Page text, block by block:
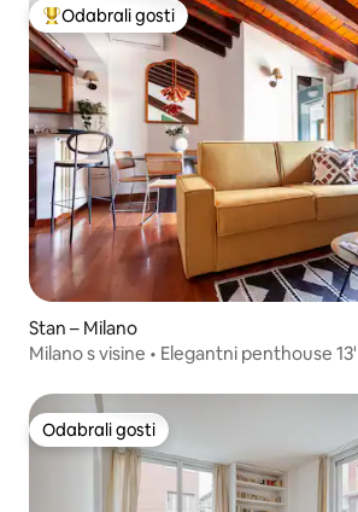
Među najviše rangiranima s oznakom
Odabrali gosti
Stan – Milano
Milano s visine • Elegantni penthouse
Odabrali gosti
Odabrali gosti